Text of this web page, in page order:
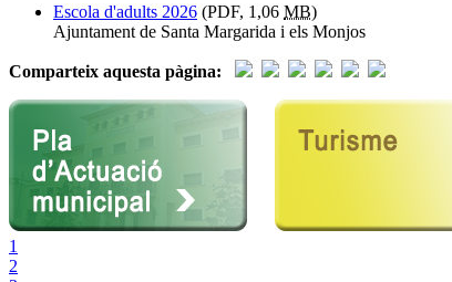
Escola d'adults 2026 (PDF, 1,06 MB)
Ajuntament de Santa Margarida i els Monjos
Comparteix aquesta pàgina:
1
2